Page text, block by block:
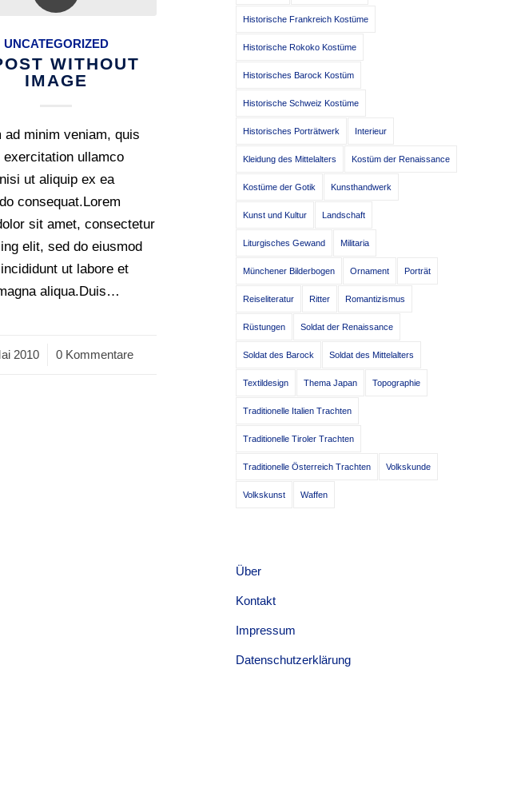
UNCATEGORIZED
WITHOUT
IMAGE
ad minim veniam, quis
exercitation ullamco
ut aliquip ex ea
consequat.Lorem
sit amet, consectetur
elit, sed do eiusmod
ut labore et
aliqua.Duis…
2010 0 Kommentare
Historische Frankreich Kostüme
Historische Rokoko Kostüme
Historisches Barock Kostüm
Historische Schweiz Kostüme
Historisches Porträtwerk Interieur
Kleidung des Mittelalters Kostüm der Renaissance
Kostüme der Gotik Kunsthandwerk
Kunst und Kultur Landschaft
Liturgisches Gewand Militaria
Münchener Bilderbogen Ornament Porträt
Reiseliteratur Ritter Romantizismus
Rüstungen Soldat der Renaissance
Soldat des Barock Soldat des Mittelalters
Textildesign Thema Japan Topographie
Traditionelle Italien Trachten
Traditionelle Tiroler Trachten
Traditionelle Österreich Trachten Volkskunde
Volkskunst Waffen
Über
Kontakt
Impressum
Datenschutzerklärung